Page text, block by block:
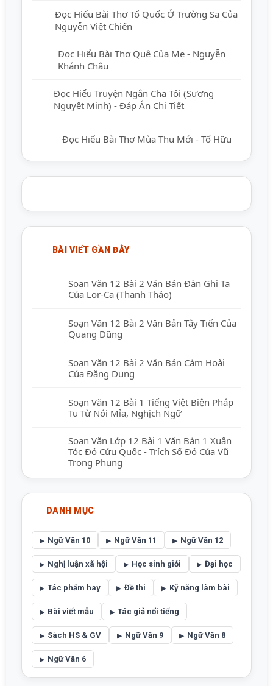
Đọc Hiểu Bài Thơ Tổ Quốc Ở Trường Sa
Của Nguyễn Việt Chiến
Đọc Hiểu Bài Thơ Quê Của Mẹ - Nguyễn
Khánh Châu
Đọc Hiểu Truyện Ngắn Cha Tôi (Sương
Nguyệt Minh) - Đáp Án Chi Tiết
Đọc Hiểu Bài Thơ Mùa Thu Mới - Tố Hữu
BÀI VIẾT GẦN ĐÂY
Soạn Văn 12 Bài 2 Văn Bản Đàn Ghi Ta
Của Lor-Ca (Thanh Thảo)
Soạn Văn 12 Bài 2 Văn Bản Tây Tiến Của
Quang Dũng
Soạn Văn 12 Bài 2 Văn Bản Cảm Hoài
Của Đặng Dung
Soạn Văn 12 Bài 1 Tiếng Việt Biện Pháp
Tu Từ Nói Mỉa, Nghịch Ngữ
Soạn Văn Lớp 12 Bài 1 Văn Bản 1 Xuân
Tóc Đỏ Cứu Quốc - Trích Số Đỏ Của Vũ
Trọng Phụng
DANH MỤC
Ngữ Văn 10 Ngữ Văn 11 Ngữ Văn 12
Nghị luận xã hội Học sinh giỏi Đại học
Tác phẩm hay Đề thi Kỹ năng làm bài
Bài viết mẫu Tác giả nổi tiếng
Sách HS & GV Ngữ Văn 9 Ngữ Văn 8
Ngữ Văn 6